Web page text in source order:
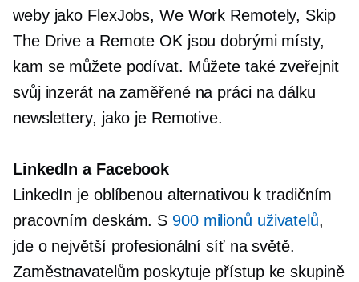
weby jako FlexJobs, We Work Remotely, Skip
The Drive a Remote OK jsou dobrými místy,
kam se můžete podívat. Můžete také zveřejnit
svůj inzerát na zaměřené na práci na dálku
newslettery, jako je Remotive.
LinkedIn a Facebook
LinkedIn je oblíbenou alternativou k tradičním
pracovním deskám. S 900 milionů uživatelů,
jde o největší profesionální síť na světě.
Zaměstnavatelům poskytuje přístup ke skupině